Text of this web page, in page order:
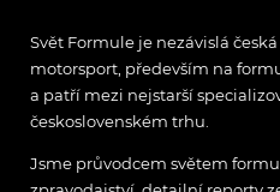
Svět Formule je nezávislá
motorsport, především na
a patří mezi nejstarší
československém trhu.
Jsme průvodcem světem